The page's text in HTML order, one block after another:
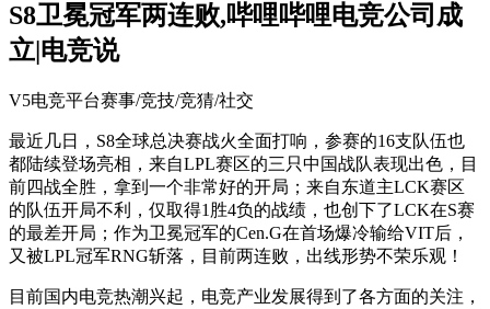
S8卫冕冠军两连败,哔哩哔哩电竞公司成
立|电竞说
V5电竞平台赛事/竞技/竞猜/社交
最近几日，S8全球总决赛战火全面打响，参赛的16支队伍也
都陆续登场亮相，来自LPL赛区的三只中国战队表现出色，目
前四战全胜，拿到一个非常好的开局；来自东道主LCK赛区
的队伍开局不利，仅取得1胜4负的战绩，也创下了LCK在S赛
的最差开局；作为卫冕冠军的Cen.G在首场爆冷输给VIT后，
又被LPL冠军RNG斩落，目前两连败，出线形势不荣乐观！
目前国内电竞热潮兴起，电竞产业发展得到了各方面的关注，